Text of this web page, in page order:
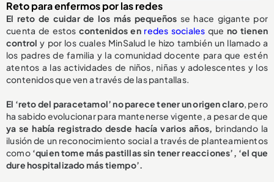
Reto para enfermos por las redes
El reto de cuidar de los más pequeños se hace gigante por
cuenta de estos contenidos enredes sociales que no tienen
controly por los cuales MinSalud le hizo también un llamado a
los padres de familia y la comunidad docente para que estén
atentos a las actividades de niños, niñas y adolescentes y los
contenidos que ven a través de las pantallas.
El ‘reto del paracetamol’ no parece tener un origen claro, pero
ha sabido evolucionar para mantenerse vigente, a pesar de que
ya se había registrado desde hacía varios años, brindando la
ilusión de un reconocimiento social a través de planteamientos
como ‘quien tome más pastillas sin tener reacciones’, ‘el que
dure hospitalizado más tiempo’.